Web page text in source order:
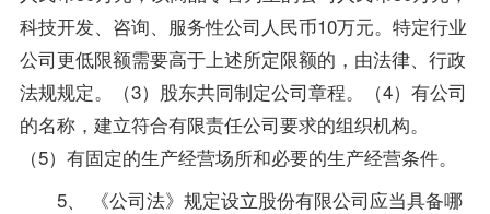
科技开发、咨询、服务性公司人民币10万元。特定行业
公司更低限额需要高于上述所定限额的，由法律、行政
法规规定。（3）股东共同制定公司章程。（4）有公司
的名称，建立符合有限责任公司要求的组织机构。
（5）有固定的生产经营场所和必要的生产经营条件。
5、 《公司法》规定设立股份有限公司应当具备哪